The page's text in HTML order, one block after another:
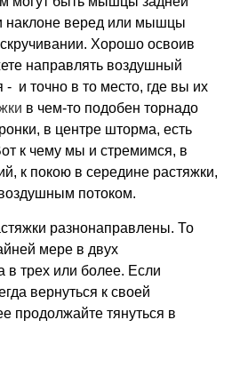
наклоне веред или мышцы
Хорошо освоив
направлять воздушный
и точно в то место, где вы их
в чем-то подобен торнадо
в центре шторма, есть
к чему мы и стремимся, в
к покою в середине растяжки,
потоком.
разнонаправлены. То
мере в двух
в трех или более. Если
вернуться к своей
продолжайте тянуться в